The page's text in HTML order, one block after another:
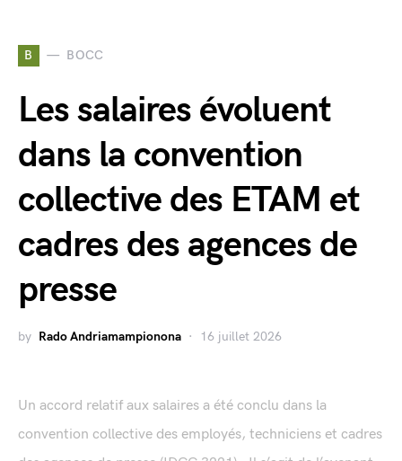
B BOCC
Les salaires évoluent
dans la convention
collective des ETAM et
cadres des agences de
presse
by Rado Andriamampionona 16 juillet 2026
Un accord relatif aux salaires a été conclu dans la
convention collective des employés, techniciens et cadres